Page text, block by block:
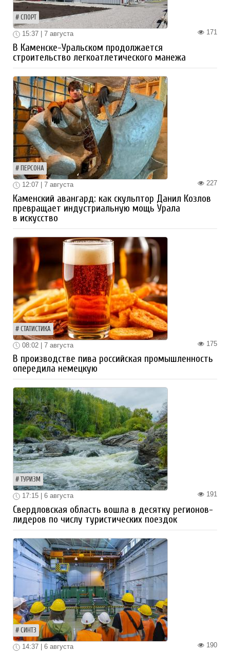
СПОРТ
171
15:37 | 7 августа
В Каменске-Уральском продолжается
строительство легкоатлетического манежа
ПЕРСОНА
227
12:07 | 7 августа
Каменский авангард: как скульптор Данил Козлов
превращает индустриальную мощь Урала
в искусство
СТАТИСТИКА
175
08:02 | 7 августа
В производстве пива российская промышленность
опередила немецкую
ТУРИЗМ
191
17:15 | 6 августа
Свердловская область вошла в десятку регионов-
лидеров по числу туристических поездок
СИНТЗ
190
14:37 | 6 августа